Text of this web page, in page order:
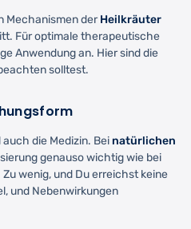
Mechanismen derHeilkräuter
Für optimale therapeutische
Anwendung an. Hier sind die
solltest.
die Medizin. Bei natürlichen
genauso wichtig wie bei
wenig, und Du erreichst keine
und Nebenwirkungen